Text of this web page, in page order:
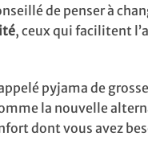
de penser à
, ceux qui facilitent
pyjama de
la nouvelle
dont vous avez